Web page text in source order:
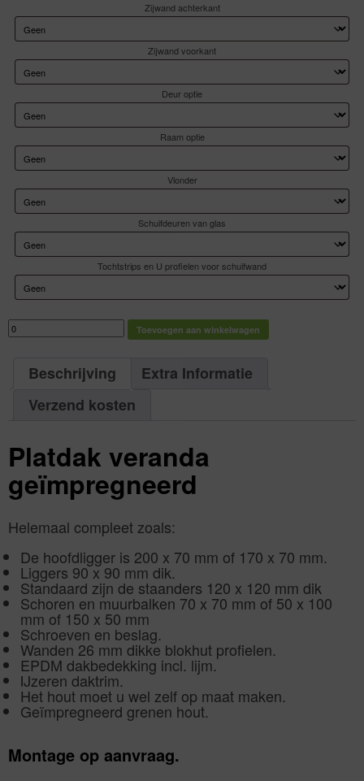
Zijwand achterkant
Zijwand voorkant
Deur optie
Raam optie
Vlonder
Schuifdeuren van glas
Tochtstrips en U profielen voor schuifwand
Platdak
veranda
geïmpregneerd
Toevoegen aan winkelwagen
Beschrijving
Extra Informatie
Verzend kosten
Platdak veranda
geïmpregneerd
Helemaal compleet zoals:
De hoofdligger is 200 x 70 mm of 170 x 70 mm.
Liggers 90 x 90 mm dik.
Standaard zijn de staanders 120 x 120 mm dik
Schoren en muurbalken 70 x 70 mm of 50 x 100
mm of 150 x 50 mm
Schroeven en beslag.
Wanden 26 mm dikke blokhut profielen.
EPDM dakbedekking incl. lijm.
IJzeren daktrim.
Het hout moet u wel zelf op maat maken.
Geïmpregneerd grenen hout.
Montage op aanvraag.